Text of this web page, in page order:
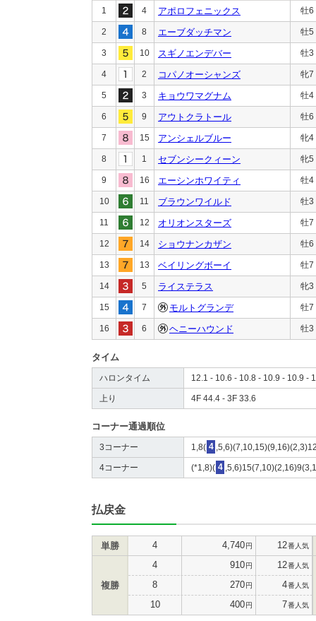
1 4 アポロフェニックス 牡6
2 8 エーブダッチマン 牡5
3 10 スギノエンデバー 牡3
4 2 コパノオーシャンズ 牝7
5 3 キョウワマグナム 牡4
6 9 アウトクラトール 牡6
7 15 アンシェルブルー 牝4
8 1 セブンシークィーン 牝5
9 16 エーシンホワイティ 牡4
10 11 ブラウンワイルド 牡3
11 12 オリオンスターズ 牡7
12 14 ショウナンカザン 牡6
13 13 ベイリングボーイ 牡7
14 5 ライステラス 牝3
15 7 モルトグランデ 牡7
16 6 ヘニーハウンド 牡3
タイム
ハロンタイム 12.1 - 10.6 - 10.8 - 10.9 - 10.9 -
上り 4F 44.4 - 3F 33.6
コーナー通過順位
3コーナー 1,8( 4
4コーナー (*1,8)( 4
払戻金
単勝 4 4,740円 12番人気
複勝
4 910円 12番人気
8 270円 4番人気
10 400円 7番人気